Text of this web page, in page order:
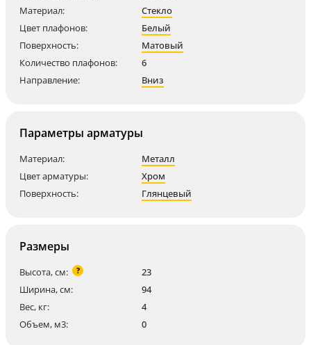
Материал:
Стекло
Цвет плафонов:
Белый
Поверхность:
Матовый
Количество плафонов:
6
Направление:
Вниз
Параметры арматуры
Материал:
Металл
Цвет арматуры:
Хром
Поверхность:
Глянцевый
Размеры
Высота, см: ?
23
Ширина, см:
94
Вес, кг:
4
Объем, м3:
0